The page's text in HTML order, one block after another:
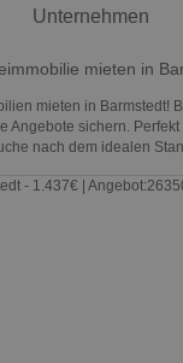
Unternehmen
mieten in
mieten in Barmstedt!
Angebote sichern.
nach dem idealen